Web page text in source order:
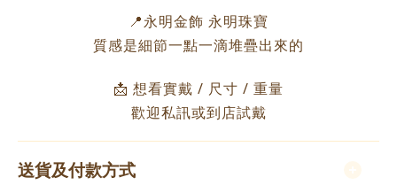
📍永明金飾 永明珠寶
質感是細節一點一滴堆疊出來的
📩 想看實戴 / 尺寸 / 重量
歡迎私訊或到店試戴
送貨及付款方式